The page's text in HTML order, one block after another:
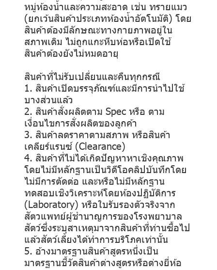
หมู่ห้องน้ำและความสะอาด เช่น ทรายแมว
(ยกเว้นสินค้าประเภทห้องน้ำอัตโนมัติ) โดย
สินค้าต้องมีลักษณะทางกายภาพอยู่ใน
สภาพเดิม ไม่ถูกแกะหีบห่อหรือเปิดใช้
สินค้าต้องยังไม่หมดอายุ
สินค้าที่ไม่รับเปลี่ยนและคืนทุกกรณี
1. สินค้าเปิดบรรจุภัณฑ์และมีการนำไปใช้
บางส่วนแล้ว
2. สินค้าสั่งผลิตตาม Spec หรือ ตาม
เงื่อนไขการสั่งผลิตของลูกค้า
3. สินค้าลดราคาตามสภาพ หรือสินค้า
เคลียร์แรนซ์ (Clearance)
4. สินค้าที่ไม่ได้เกิดปัญหาหาเชิงคุณภาพ
โดยไม่มีหลักฐานเป็นวิดีโอคลิปบันทึกโดย
ไม่มีการตัดต่อ และหรือไม่มีหลักฐาน
ทดสอบเชิงวิเคราะห์โดยห้องปฏิบัติการ
(Laboratory) หรือใบรับรองตัวจริงจาก
สัตวแพทย์ผู้ชำนาญการของโรงพยาบาล
สัตว์ซึ่งระบุสาเหตุมาจากสินค้าที่ท่านซื้อไป
แล้วสัตว์เลี้ยงได้ทำการบริโภคเท่านั้น
5. อ้างมาตรฐานสินค้าสูตรหนึ่งเป็น
มาตรฐานชี้วัดสินค้าต่างสูตรหรือต่างยี่ห้อ